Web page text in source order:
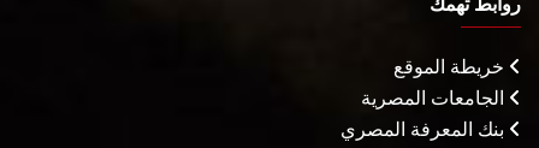
روابط تهمك
خريطة الموقع
الجامعات المصرية
بنك المعرفة المصري